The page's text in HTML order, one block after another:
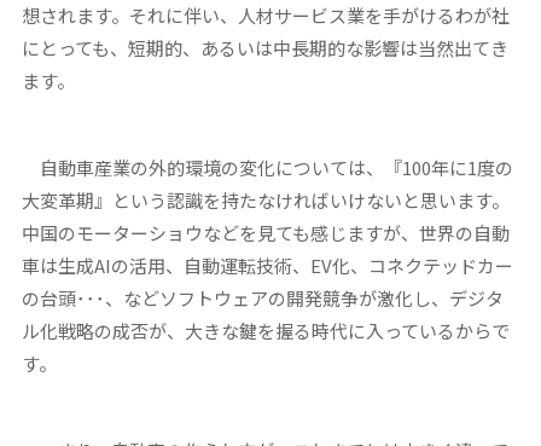
想されます。それに伴い、人材サービス業を手がけるわが社
にとっても、短期的、あるいは中長期的な影響は当然出てき
ます。
自動車産業の外的環境の変化については、『100年に1度の
大変革期』という認識を持たなければいけないと思います。
中国のモーターショウなどを見ても感じますが、世界の自動
車は生成AIの活用、自動運転技術、EV化、コネクテッドカー
の台頭･･･、などソフトウェアの開発競争が激化し、デジタ
ル化戦略の成否が、大きな鍵を握る時代に入っているからで
す。